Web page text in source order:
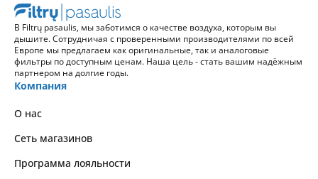
В Filtrų pasaulis, мы заботимся о качестве воздуха, которым вы
дышите. Сотрудничая с проверенными производителями по всей
Европе мы предлагаем как оригинальные, так и аналоговые
фильтры по доступным ценам. Наша цель - стать вашим надёжным
партнером на долгие годы.
Компания
О нас
Сеть магазинов
Программа лояльности